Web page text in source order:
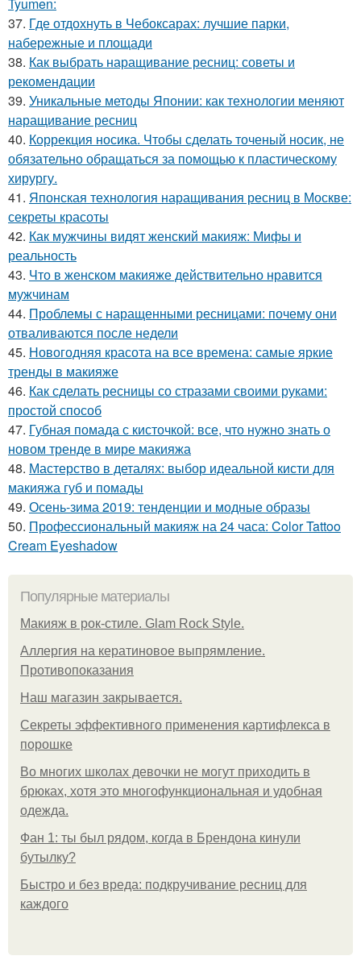
Tyumen:
37. Где отдохнуть в Чебоксарах: лучшие парки,
набережные и площади
38. Как выбрать наращивание ресниц: советы и
рекомендации
39. Уникальные методы Японии: как технологии меняют
наращивание ресниц
40. Коррекция носика. Чтобы сделать точеный носик, не
обязательно обращаться за помощью к пластическому
хирургу.
41. Японская технология наращивания ресниц в Москве:
секреты красоты
42. Как мужчины видят женский макияж: Мифы и
реальность
43. Что в женском макияже действительно нравится
мужчинам
44. Проблемы с наращенными ресницами: почему они
отваливаются после недели
45. Новогодняя красота на все времена: самые яркие
тренды в макияже
46. Как сделать ресницы со стразами своими руками:
простой способ
47. Губная помада с кисточкой: все, что нужно знать о
новом тренде в мире макияжа
48. Мастерство в деталях: выбор идеальной кисти для
макияжа губ и помады
49. Осень-зима 2019: тенденции и модные образы
50. Профессиональный макияж на 24 часа: Color Tattoo
Cream Eyeshadow
Популярные материалы
Макияж в рок-стиле. Glam Rock Style.
Аллергия на кератиновое выпрямление.
Противопоказания
Нaш магaзин зaкрывaeтся.
Секреты эффективного применения картифлекса в
порошке
Во многих школах девочки не могут приходить в
брюках, хотя это многофункциональная и удобная
одежда.
Фан 1: ты был рядом, когда в Брендона кинули
бутылку?
Быстро и без вреда: подкручивание ресниц для
каждого